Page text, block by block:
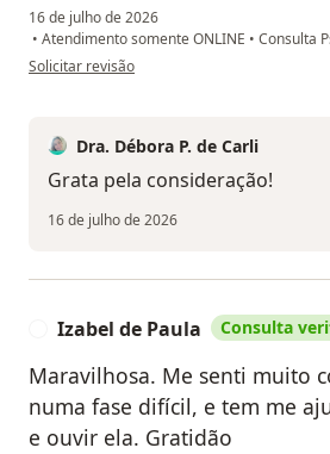
16 de julho de 2026
• Atendimento somente ONLINE • Consulta
na opinião do utilizador Pâmela Martins
Solicitar revisão
Dra. Débora P. de Carli
Grata pela consideração!
16 de julho de 2026
Izabel de Paula Consulta
Maravilhosa. Me senti muito
numa fase difícil, e tem me
e ouvir ela. Gratidão